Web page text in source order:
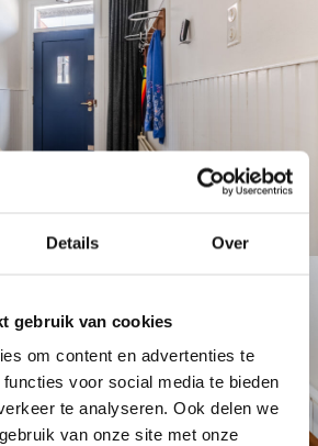
Details Over
gebruik van cookies
om content en advertenties te
voor social media te bieden
te analyseren. Ook delen we
van onze site met onze